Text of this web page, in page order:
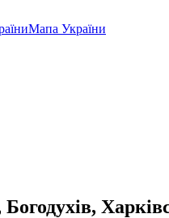
Мапа України